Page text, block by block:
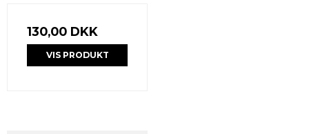
130,00 DKK
VIS PRODUKT